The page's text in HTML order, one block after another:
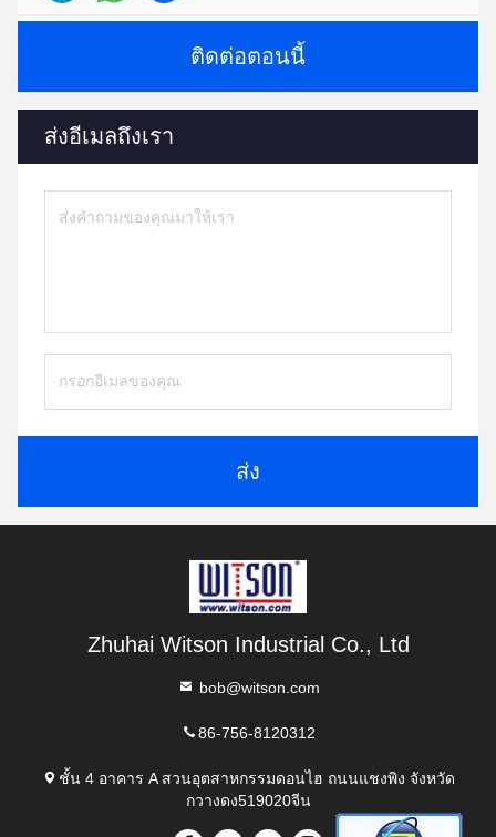
ติดต่อตอนนี้
ส่งอีเมลถึงเรา
ส่ง
Zhuhai Witson Industrial Co., Ltd
bob@witson.com
86-756-8120312
ชั้น 4 อาคาร A สวนอุตสาหกรรมดอนไฮ ถนนแชงพิง จังหวัด
กวางดง519020จีน